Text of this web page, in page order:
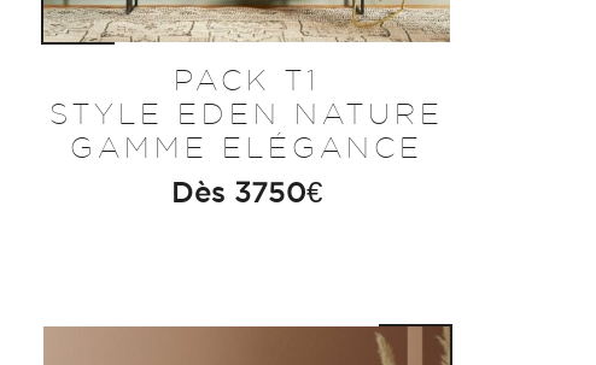
PACK T1
STYLE EDEN NATURE
GAMME ELÉGANCE
Dès 3750€